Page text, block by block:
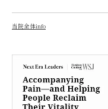
当院全体info